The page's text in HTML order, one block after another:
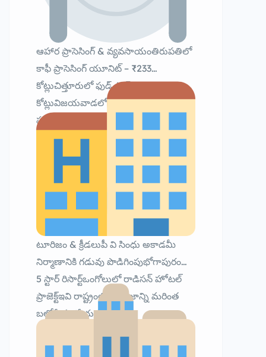
ఆహార ప్రాసెసింగ్ & వ్యవసాయంతిరుపతిలో
కాఫీ ప్రాసెసింగ్ యూనిట్ – ₹233
కోట్లుచిత్తూరులో ఫుడ్ పార్క్ – ₹989
కోట్లువిజయవాడలో రైతు బజార్‌ను ఆధునిక
పుష్ప మార్కెట్‌గా అభివృద్ధి చేయడానికి
కూడా నిర్ణయం తీసుకున్నారు.
టూరిజం & క్రీడలుపీ వి సింధు అకాడమీ
నిర్మాణానికి గడువు పొడిగింపుభోగాపురంలో
5 స్టార్ రిసార్ట్ఒంగోలులో రాడిసన్ హోటల్
ప్రాజెక్ట్ఇవి రాష్ట్రంలో టూరిజాన్ని మరింత
బలోపేతం చేయనున్నాయి.